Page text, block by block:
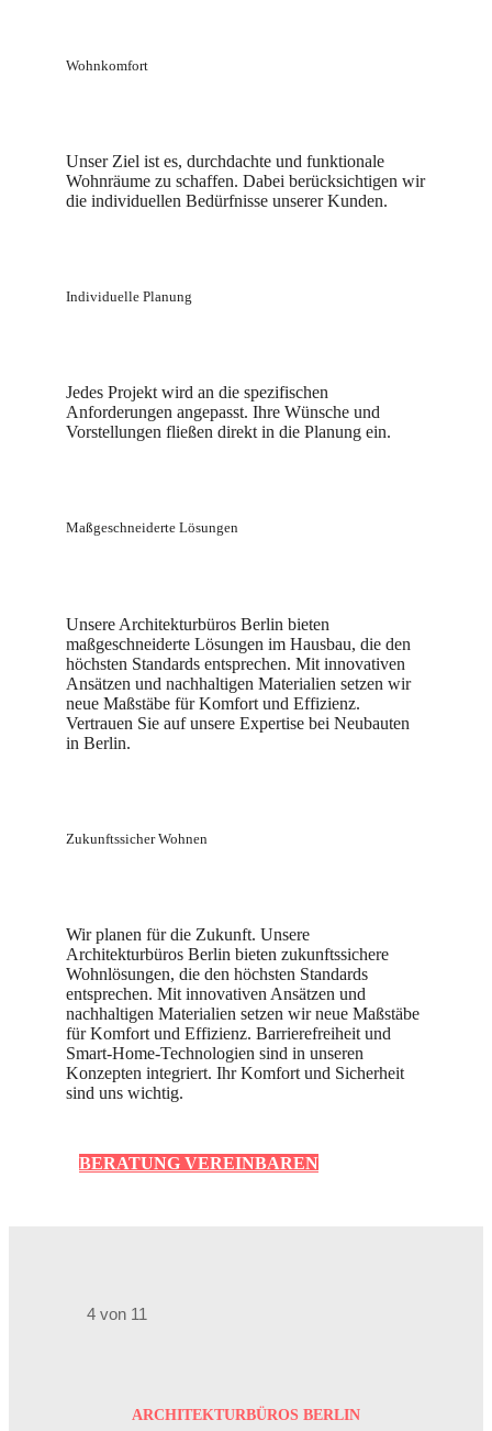
Wohnkomfort
Unser Ziel ist es, durchdachte und funktionale
Wohnräume zu schaffen. Dabei berücksichtigen wir
die individuellen Bedürfnisse unserer Kunden.
Individuelle Planung
Jedes Projekt wird an die spezifischen
Anforderungen angepasst. Ihre Wünsche und
Vorstellungen fließen direkt in die Planung ein.
Maßgeschneiderte Lösungen
Unsere Architekturbüros Berlin bieten
maßgeschneiderte Lösungen im Hausbau, die den
höchsten Standards entsprechen. Mit innovativen
Ansätzen und nachhaltigen Materialien setzen wir
neue Maßstäbe für Komfort und Effizienz.
Vertrauen Sie auf unsere Expertise bei Neubauten
in Berlin.
Zukunftssicher Wohnen
Wir planen für die Zukunft. Unsere
Architekturbüros Berlin bieten zukunftssichere
Wohnlösungen, die den höchsten Standards
entsprechen. Mit innovativen Ansätzen und
nachhaltigen Materialien setzen wir neue Maßstäbe
für Komfort und Effizienz. Barrierefreiheit und
Smart-Home-Technologien sind in unseren
Konzepten integriert. Ihr Komfort und Sicherheit
sind uns wichtig.
BERATUNG VEREINBAREN
4 von 11
ARCHITEKTURBÜROS BERLIN